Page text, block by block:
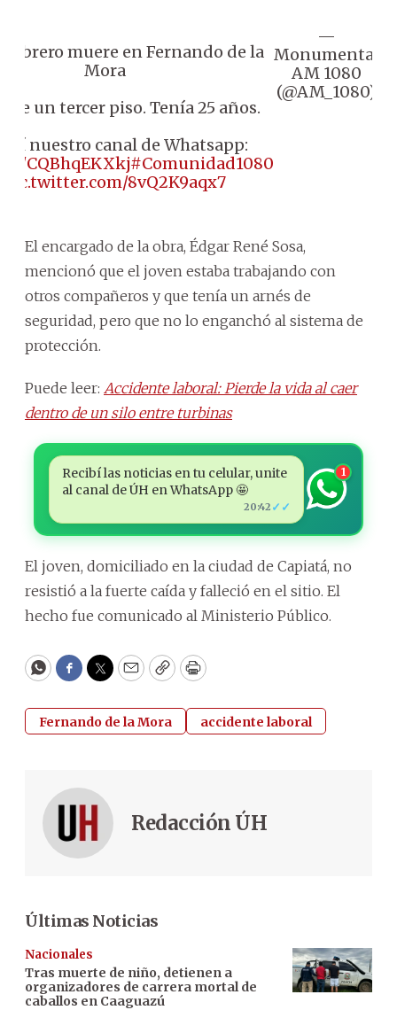
obrero muere en Fernando de la
Mora
de un tercer piso. Tenía 25 años.
nuestro canal de Whatsapp:
CQBhqEKXkj#Comunidad1080
pic.twitter.com/8vQ2K9aqx7
—
Monumental
AM 1080
(@AM_1080)
El encargado de la obra, Édgar René Sosa,
mencionó que el joven estaba trabajando con
otros compañeros y que tenía un arnés de
seguridad, pero que no lo enganchó al sistema de
protección.
Puede leer: Accidente laboral: Pierde la vida al caer
dentro de un silo entre turbinas
Recibí las noticias en tu celular, unite
al canal de ÚH en WhatsApp 🤩
20:42 ✓✓
1
El joven, domiciliado en la ciudad de Capiatá, no
resistió a la fuerte caída y falleció en el sitio. El
hecho fue comunicado al Ministerio Público.
WhatsApp
Facebook
Twitter
EmailCopyPrint
Fernando de la Mora accidente laboral
Redacción ÚH
Últimas Noticias
Nacionales
Tras muerte de niño, detienen a
organizadores de carrera mortal de
caballos en Caaguazú